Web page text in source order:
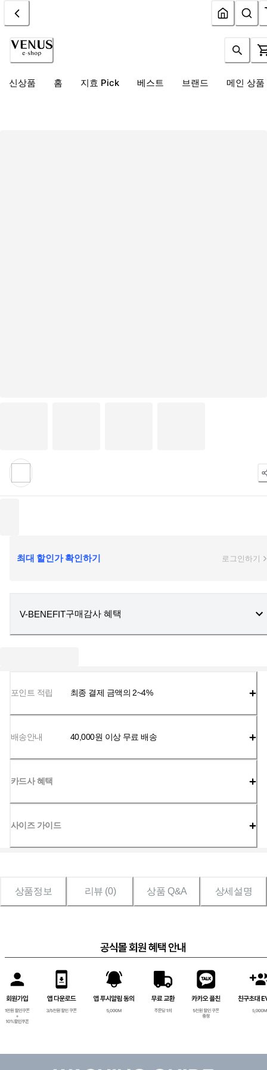
신상품 홈 지효 Pick 베스트 브랜드 메인 상품
최대 할인가 확인하기 로그인하기
V-BENEFIT구매감사 혜택
포인트 적립 최종 결제 금액의 2~4%
배송안내 40,000원 이상 무료 배송
카드사 혜택
사이즈 가이드
상품정보 리뷰 (0) 상품 Q&A 상세설명